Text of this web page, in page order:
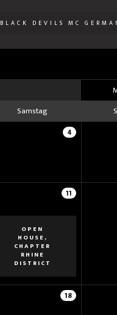
BLACK DEVILS MC
Samstag
4
11
OPEN
HOUSE,
CHAPTER
RHINE
DISTRICT
18